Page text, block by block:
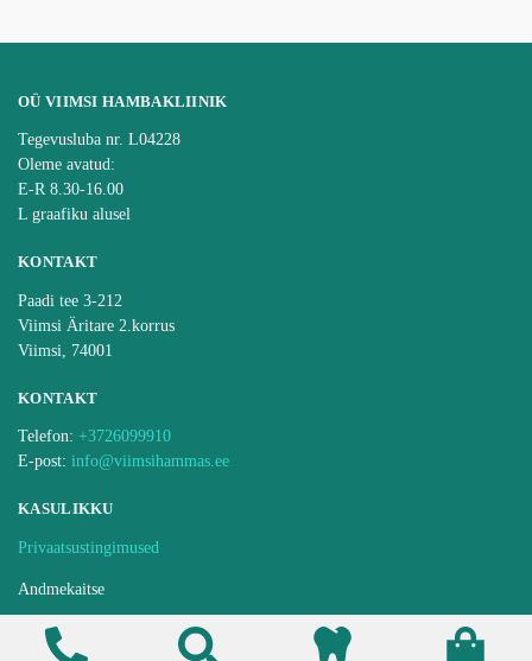
OÜ VIIMSI HAMBAKLIINIK
Tegevusluba nr. L04228
Oleme avatud:
E-R 8.30-16.00
L graafiku alusel
KONTAKT
Paadi tee 3-212
Viimsi Äritare 2.korrus
Viimsi, 74001
KONTAKT
Telefon: +3726099910
E-post: info@viimsihammas.ee
KASULIKKU
Privaatsustingimused
Andmekaitse
Ravijärjekorra pidamise kord